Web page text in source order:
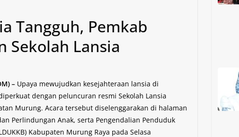
Tangguh, Pemkab
Sekolah Lansia
– Upaya mewujudkan kesejahteraan lansia di
dengan peluncuran resmi Sekolah Lansia
Murung. Acara tersebut diselenggarakan di halaman
Perlindungan Anak, serta Pengendalian Penduduk
Kabupaten Murung Raya pada Selasa